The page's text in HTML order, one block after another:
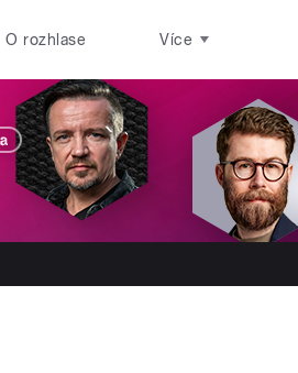
O rozhlase Více